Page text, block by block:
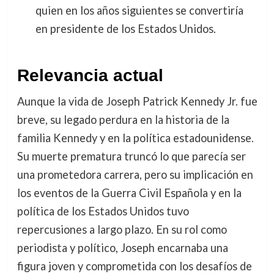
quien en los años siguientes se convertiría
en presidente de los Estados Unidos.
Relevancia actual
Aunque la vida de Joseph Patrick Kennedy Jr. fue
breve, su legado perdura en la historia de la
familia Kennedy y en la política estadounidense.
Su muerte prematura truncó lo que parecía ser
una prometedora carrera, pero su implicación en
los eventos de la Guerra Civil Española y en la
política de los Estados Unidos tuvo
repercusiones a largo plazo. En su rol como
periodista y político, Joseph encarnaba una
figura joven y comprometida con los desafíos de